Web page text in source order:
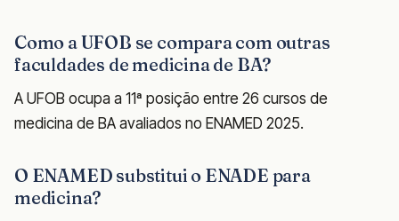
Como a UFOB se compara com outras
faculdades de medicina de BA?
A UFOB ocupa a 11ª posição entre 26 cursos de
medicina de BA avaliados no ENAMED 2025.
O ENAMED substitui o ENADE para
medicina?